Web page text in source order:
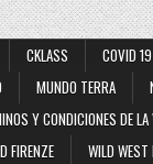
CKLASS COVID 19
MUNDO TERRA
Y CONDICIONES DE LA
FIRENZE WILD